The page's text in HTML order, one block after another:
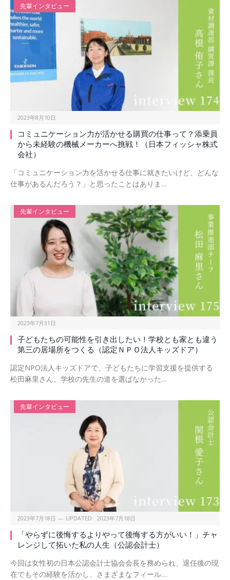
先輩インタビュー
2023年8月10日
コミュニケーション力が活かせる購買の仕事って？添乗員
から未経験の機械メーカーへ挑戦！（日本フィッシャ株式
会社）
「コミュニケーション力を活かせる仕事に就きたいけど、どんな
仕事があるんだろう？」と思ったことはありま…
先輩インタビュー
2023年7月31日
子どもたちの可能性を引き出したい！学校とも家とも違う
第三の居場所をつくる（認定ＮＰＯ法人キッズドア）
認定NPO法人キッズドアで、子どもたちに学習支援を提供する
松田麻里さん。学校の先生の道を選ばなかった…
先輩インタビュー
2023年7月18日 UPDATED: 2023年7月18日
「やらずに後悔するよりやって後悔する方がいい！」チャ
レンジして拓いた私の人生（公認会計士）
今回は女性初の日本公認会計士協会会長を務められ、退任後の現
在でもその経験を活かし、さまざまなフィール…